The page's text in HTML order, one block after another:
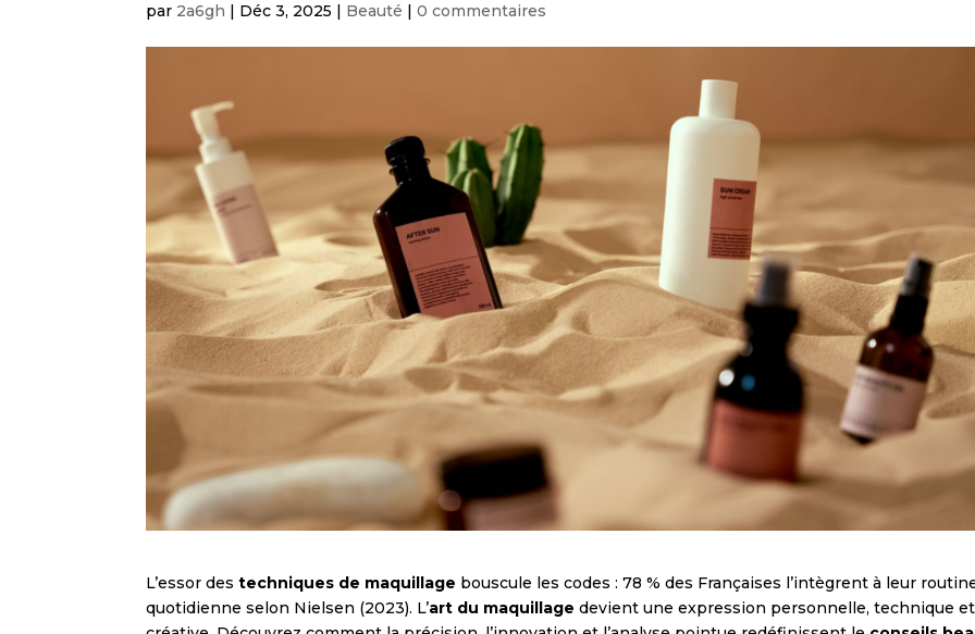
par 2a6gh | Déc 3, 2025 | Beauté |0 commentaires
L’essor destechniques de maquillage bouscule les codes : 78 % des Françaises l’intègrent à leur
quotidienne selon Nielsen (2023). L’art du maquillage devient une expression personnelle, technique et